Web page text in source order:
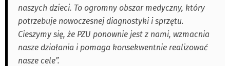
naszych dzieci. To ogromny obszar medyczny, który
potrzebuje nowoczesnej diagnostyki i sprzętu.
Cieszymy się, że PZU ponownie jest z nami, wzmacnia
nasze działania i pomaga konsekwentnie realizować
nasze cele”.